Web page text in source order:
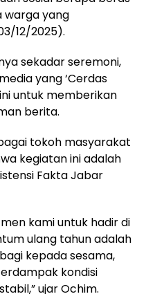
warga yang
12/2025).
sekadar seremoni,
yang ‘Cerdas
untuk memberikan
berita.
tokoh masyarakat
kegiatan ini adalah
Fakta Jabar
kami untuk hadir di
ulang tahun adalah
kepada sesama,
kondisi
ujar Ochim.